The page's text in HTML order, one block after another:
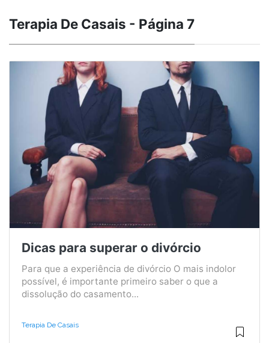
Terapia De Casais - Página 7
Dicas para superar o divórcio
Para que a experiência de divórcio O mais indolor
possível, é importante primeiro saber o que a
dissolução do casamento...
Terapia De Casais